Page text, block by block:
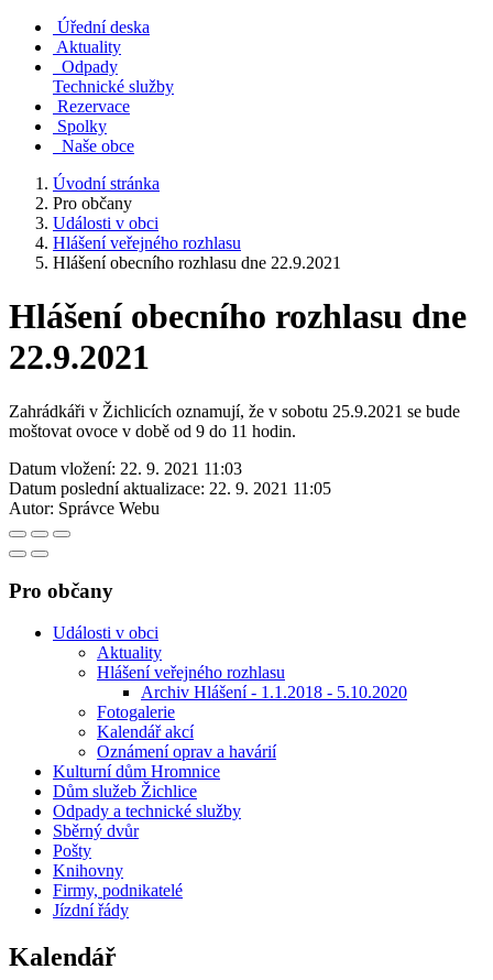
Úřední deska
Aktuality
Odpady
Technické služby
Rezervace
Spolky
Naše obce
Úvodní stránka
Pro občany
Události v obci
Hlášení veřejného rozhlasu
Hlášení obecního rozhlasu dne 22.9.2021
Hlášení obecního rozhlasu dne
22.9.2021
Zahrádkáři v Žichlicích oznamují, že v sobotu 25.9.2021 se bude
moštovat ovoce v době od 9 do 11 hodin.
Datum vložení: 22. 9. 2021 11:03
Datum poslední aktualizace: 22. 9. 2021 11:05
Autor: Správce Webu
Pro občany
Události v obci
Aktuality
Hlášení veřejného rozhlasu
Archiv Hlášení - 1.1.2018 - 5.10.2020
Fotogalerie
Kalendář akcí
Oznámení oprav a havárií
Kulturní dům Hromnice
Dům služeb Žichlice
Odpady a technické služby
Sběrný dvůr
Pošty
Knihovny
Firmy, podnikatelé
Jízdní řády
Kalendář